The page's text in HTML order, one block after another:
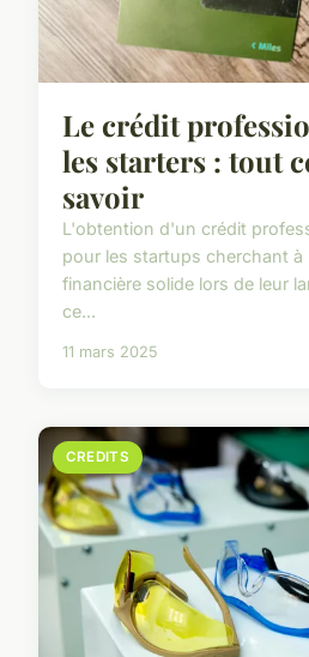
Le crédit
les starters : tout
savoir
L'obtention d'un crédit
pour les startups cherchant à
financière solide lors de leur
ce...
11 mars 2025
CREDITS